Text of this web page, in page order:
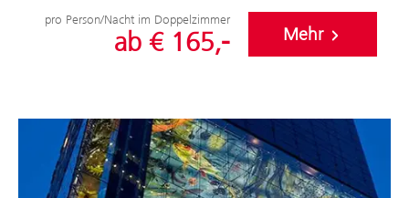
pro Person/Nacht im Doppelzimmer
ab € 165,- Mehr